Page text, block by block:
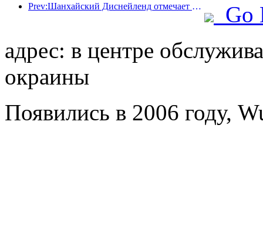
Prev:Шанхайский Диснейленд отмечает свою 10-летнюю годовщину, приняв на сегодняшний день более 100 миллионов посетителей.
Go
адрес: в центре
окраины
Появились в 2006 году,